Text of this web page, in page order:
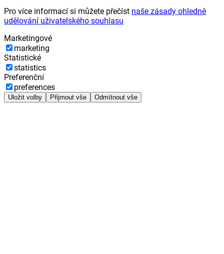
Pro více informací si můžete přečíst naše zásady ohledně
udělování uživatelského souhlasu
Marketingové
marketing
Statistické
statistics
Preferenční
preferences
Uložit volby Přijmout vše Odmítnout vše